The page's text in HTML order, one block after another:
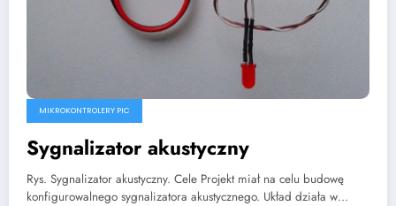
MIKROKONTROLERY PIC
Sygnalizator akustyczny
Rys. Sygnalizator akustyczny. Cele Projekt miał na celu budowę
konfigurowalnego sygnalizatora akustycznego. Układ działa w…